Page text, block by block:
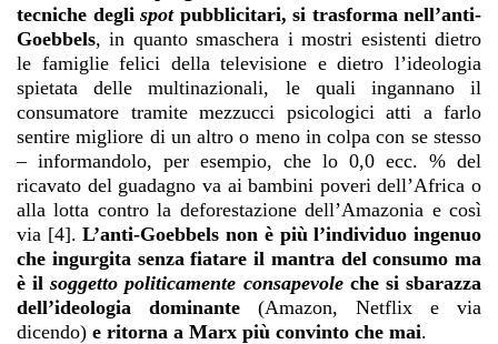
tecniche degli spot pubblicitari, si trasforma nell’anti-
Goebbels, in quanto smaschera i mostri esistenti dietro
le famiglie felici della televisione e dietro l’ideologia
spietata delle multinazionali, le quali ingannano il
consumatore tramite mezzucci psicologici atti a farlo
sentire migliore di un altro o meno in colpa con se stesso
– informandolo, per esempio, che lo 0,0 ecc. % del
ricavato del guadagno va ai bambini poveri dell’Africa o
alla lotta contro la deforestazione dell’Amazonia e così
via [4].L’anti-Goebbels non è più l’individuo ingenuo
che ingurgita senza fiatare il mantra del consumo ma
è ilsoggetto politicamente consapevole che si sbarazza
dell’ideologia dominante (Amazon, Netflix e via
dicendo) e ritorna a Marx più convinto che mai.